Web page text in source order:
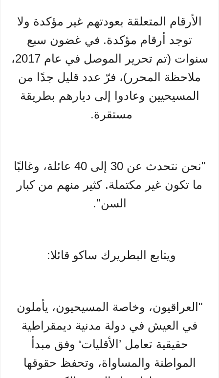
الأرقام المتعلقة بعودتهم غير مؤكدة ولا
توجد أرقام مؤكدة. في غضون سبع
سنوات (تم تحرير الموصل في عام 2017،
ملاحظة المحرر)، فرّ عدد قليل جدًا من
المسيحيين وعادوا إلى ديارهم بطريقة
مستقرة.
"نحن نتحدث عن 30 إلى 40 عائلة، وغالبًا
ما تكون غير مكتملة. كثير منهم من كبار
السن".
ويتابع البطريرك ساكو قائلا:
"العراقيون، وخاصة المسيحيون، يأملون
في العيش في دولة مدنية ديمقراطية
حقيقية تعامل ’الأقليات‘ وفق مبدأ
المواطنة والمساواة، وتحفظ حقوقها